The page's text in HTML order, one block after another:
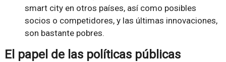
smart city en otros países, así como posibles
socios o competidores, y las últimas innovaciones,
son bastante pobres.
El papel de las políticas públicas